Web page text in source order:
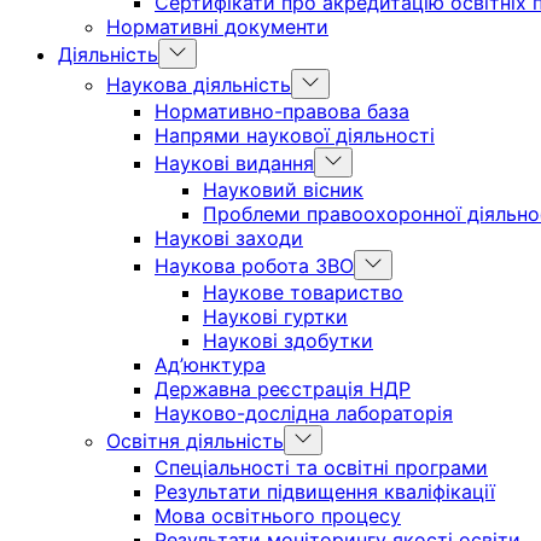
Нормативні документи
Діяльність
Show
sub
menu
Наукова діяльність
Show
sub
menu
Нормативно-правова база
Напрями наукової діяльності
Наукові видання
Show
sub
menu
Науковий вісник
Проблеми правоохоронної
Наукові заходи
Наукова робота ЗВО Show
sub
menu
Наукове товариство
Наукові гуртки
Наукові здобутки
Ад’юнктура
Державна реєстрація НДР
Науково-дослідна лабораторія
Освітня діяльність
Show
sub
menu
Спеціальності та освітні програми
Результати підвищення кваліфікації
Мова освітнього процесу